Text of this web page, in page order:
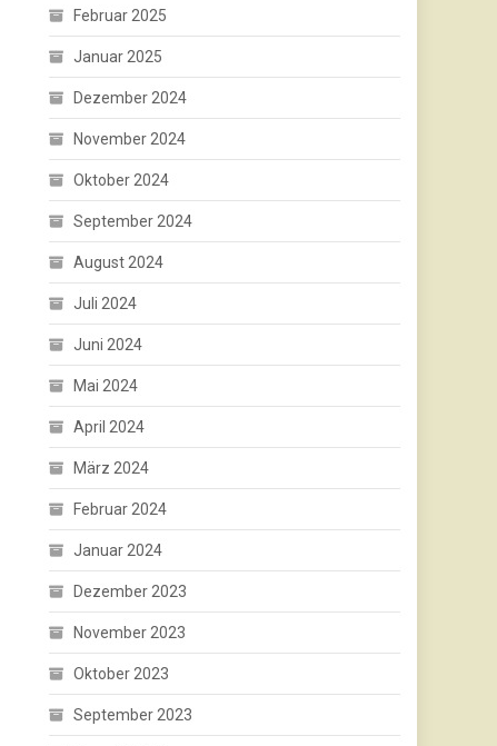
Februar 2025
Januar 2025
Dezember 2024
November 2024
Oktober 2024
September 2024
August 2024
Juli 2024
Juni 2024
Mai 2024
April 2024
März 2024
Februar 2024
Januar 2024
Dezember 2023
November 2023
Oktober 2023
September 2023